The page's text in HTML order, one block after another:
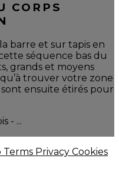
CORPS
barre et sur tapis en
séquence bas du
grands et moyens
trouver votre zone
ensuite étirés pour
- ...
Terms Privacy Cookies